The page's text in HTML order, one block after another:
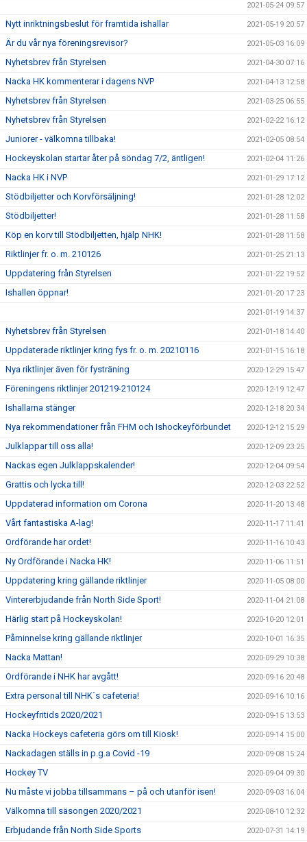
2021-05-24 09:57
Nytt inriktningsbeslut för framtida ishallar 2021-05-19 20:57
Är du vår nya föreningsrevisor? 2021-05-03 16:09
Nyhetsbrev från Styrelsen 2021-04-30 07:16
Nacka HK kommenterar i dagens NVP 2021-04-13 12:58
Nyhetsbrev från Styrelsen 2021-03-25 06:55
Nyhetsbrev från Styrelsen 2021-02-22 16:12
Juniorer - välkomna tillbaka! 2021-02-05 08:54
Hockeyskolan startar åter på söndag 7/2, äntligen! 2021-02-04 11:26
Nacka HK i NVP 2021-01-29 17:12
Stödbiljetter och Korvförsäljning! 2021-01-28 12:02
Stödbiljetter! 2021-01-28 11:58
Köp en korv till Stödbiljetten, hjälp NHK! 2021-01-28 11:58
Riktlinjer fr. o. m. 210126 2021-01-25 21:13
Uppdatering från Styrelsen 2021-01-22 19:52
Ishallen öppnar! 2021-01-20 17:23
2021-01-19 14:37
Nyhetsbrev från Styrelsen 2021-01-18 14:40
Uppdaterade riktlinjer kring fys fr. o. m. 20210116 2021-01-15 16:18
Nya riktlinjer även för fysträning 2020-12-29 15:47
Föreningens riktlinjer 201219-210124 2020-12-19 12:47
Ishallarna stänger 2020-12-18 20:34
Nya rekommendationer från FHM och Ishockeyförbundet 2020-12-12 15:29
Julklappar till oss alla! 2020-12-09 23:25
Nackas egen Julklappskalender! 2020-12-04 09:54
Grattis och lycka till! 2020-12-03 22:52
Uppdaterad information om Corona 2020-11-20 13:48
Vårt fantastiska A-lag! 2020-11-17 11:41
Ordförande har ordet! 2020-11-16 10:43
Ny Ordförande i Nacka HK! 2020-11-06 11:51
Uppdatering kring gällande riktlinjer 2020-11-05 08:00
Vintererbjudande från North Side Sport! 2020-11-04 21:08
Härlig start på Hockeyskolan! 2020-10-20 12:01
Påminnelse kring gällande riktlinjer 2020-10-01 16:35
Nacka Mattan! 2020-09-29 10:38
Ordförande i NHK har avgått! 2020-09-16 20:48
Extra personal till NHK´s cafeteria! 2020-09-16 10:16
Hockeyfritids 2020/2021 2020-09-15 13:53
Nacka Hockeys cafeteria görs om till Kiosk! 2020-09-14 15:00
Nackadagen ställs in p.g.a Covid -19 2020-09-08 15:24
Hockey TV 2020-09-04 09:30
Nu måste vi jobba tillsammans – på och utanför isen! 2020-09-03 16:04
Välkomna till säsongen 2020/2021 2020-08-10 12:32
Erbjudande från North Side Sports 2020-07-31 14:19